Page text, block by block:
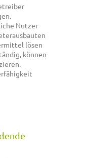
Nutzer
lösen
können